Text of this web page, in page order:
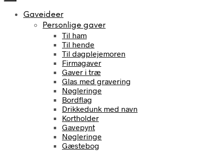
Gaveideer
Personlige gaver
Til ham
Til hende
Til dagplejemoren
Firmagaver
Gaver i træ
Glas med gravering
Nøgleringe
Bordflag
Drikkedunk med navn
Kortholder
Gavepynt
Nøgleringe
Gæstebog